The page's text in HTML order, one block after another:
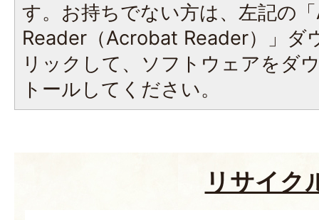
す。お持ちでない方は、左記の
Reader（Acrobat Reader）」ダ
リックして、ソフトウェアをダ
トールしてください。
リサイク